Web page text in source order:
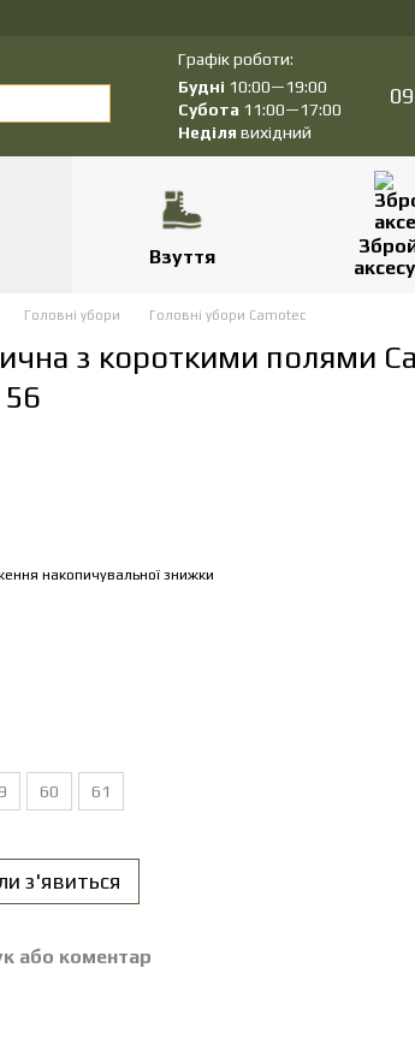
Графік роботи:
Будні 10:00—19:00
Субота 11:00—17:00
Неділя вихідний
Взуття
Головні убори Головні убори Camotec
з короткими полями
накопичувальної знижки
60 61
з'явиться
або коментар